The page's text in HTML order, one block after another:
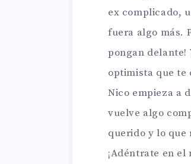
ex complicado,
fuera algo más.
pongan delante!
optimista que te
Nico empieza a
vuelve algo
querido y lo que
¡Adéntrate en